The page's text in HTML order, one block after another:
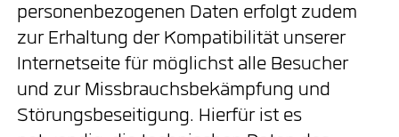
personenbezogenen Daten erfolgt zudem
zur Erhaltung der Kompatibilität unserer
Internetseite für möglichst alle Besucher
und zur Missbrauchsbekämpfung und
Störungsbeseitigung. Hierfür ist es